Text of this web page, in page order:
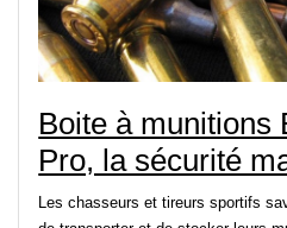
Boite à munitions
Pro, la sécurité
Les chasseurs et tireurs sportifs